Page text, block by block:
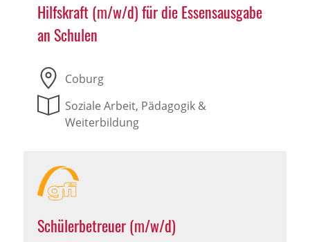
Hilfskraft (m/w/d) für die Essensausgabe
an Schulen
Coburg
Soziale Arbeit, Pädagogik &
Weiterbildung
Schülerbetreuer (m/w/d)